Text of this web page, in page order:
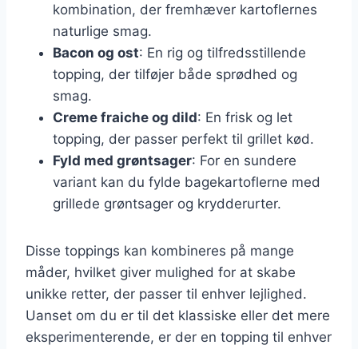
kombination, der fremhæver kartoflernes
naturlige smag.
Bacon og ost: En rig og tilfredsstillende
topping, der tilføjer både sprødhed og
smag.
Creme fraiche og dild: En frisk og let
topping, der passer perfekt til grillet kød.
Fyld med grøntsager: For en sundere
variant kan du fylde bagekartoflerne med
grillede grøntsager og krydderurter.
Disse toppings kan kombineres på mange
måder, hvilket giver mulighed for at skabe
unikke retter, der passer til enhver lejlighed.
Uanset om du er til det klassiske eller det mere
eksperimenterende, er der en topping til enhver